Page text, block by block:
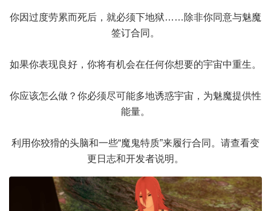
你因过度劳累而死后，就必须下地狱……除非你同意与魅魔
签订合同。
如果你表现良好，你将有机会在任何你想要的宇宙中重生。
你应该怎么做？你必须尽可能多地诱惑宇宙，为魅魔提供性
能量。
利用你狡猾的头脑和一些“魔鬼特质”来履行合同。请查看变
更日志和开发者说明。